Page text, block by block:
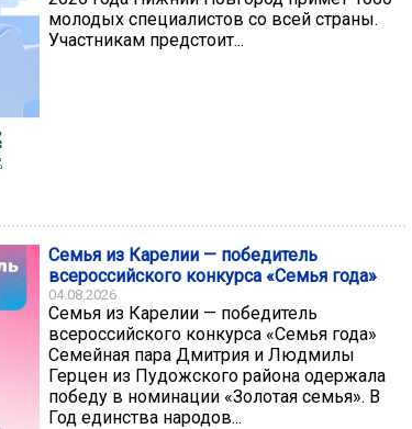
молодых специалистов со всей страны.
Участникам предстоит...
Семья из Карелии — победитель
всероссийского конкурса «Семья года»
04.08.2026
Семья из Карелии — победитель
всероссийского конкурса «Семья года»
Семейная пара Дмитрия и Людмилы
Герцен из Пудожского района одержала
победу в номинации «Золотая семья». В
Год единства народов...